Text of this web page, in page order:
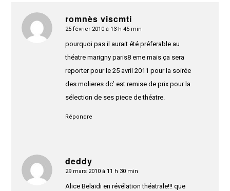
romnès viscmti
dit
25 février 2010 à 13 h 45 min
pourquoi pas il aurait été préferable au
théatre marigny paris8 eme mais ça sera
reporter pour le 25 avril 2011 pour la soirée
des molieres dc’ est remise de prix pour la
sélection de ses piece de théatre.
Répondre
deddy
dit
29 mars 2010 à 11 h 30 min
Alice Belaïdi en révélation théatrale!!! que